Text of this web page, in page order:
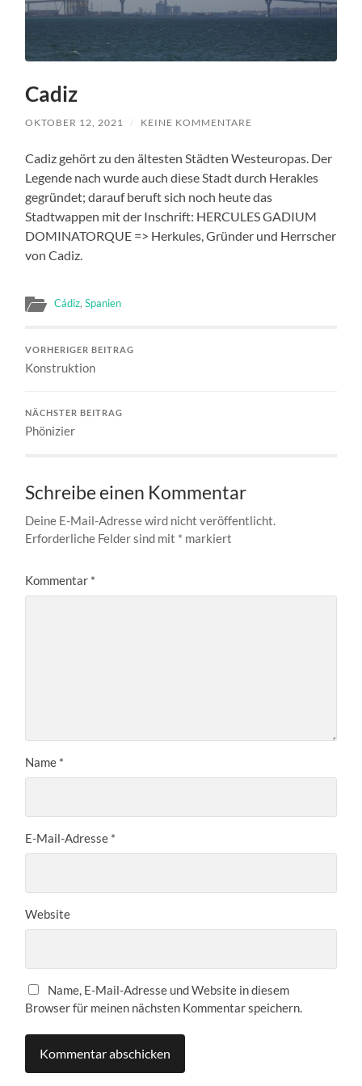
Cadiz
OKTOBER 12, 2021 / KEINE KOMMENTARE
Cadiz gehört zu den ältesten Städten Westeuropas. Der
Legende nach wurde auch diese Stadt durch Herakles
gegründet; darauf beruft sich noch heute das
Stadtwappen mit der Inschrift: HERCULES GADIUM
DOMINATORQUE => Herkules, Gründer und Herrscher
von Cadiz.
Cádiz,Spanien
VORHERIGER BEITRAG
Konstruktion
NÄCHSTER BEITRAG
Phönizier
Schreibe einen Kommentar
Deine E-Mail-Adresse wird nicht veröffentlicht.
Erforderliche Felder sind mit * markiert
Kommentar *
Name *
E-Mail-Adresse *
Website
Name, E-Mail-Adresse und Website in diesem
Browser für meinen nächsten Kommentar speichern.